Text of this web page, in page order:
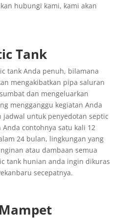
hubungi kami, kami akan
Tank
tank Anda penuh, bilamana
mengakibatkan pipa saluran
dan mengeluarkan
mengganggu kegiatan Anda
untuk penyedotan septic
contohnya satu kali 12
24 bulan, lingkungan yang
atau dambaan semua
tank hunian anda ingin dikuras
secepatnya.